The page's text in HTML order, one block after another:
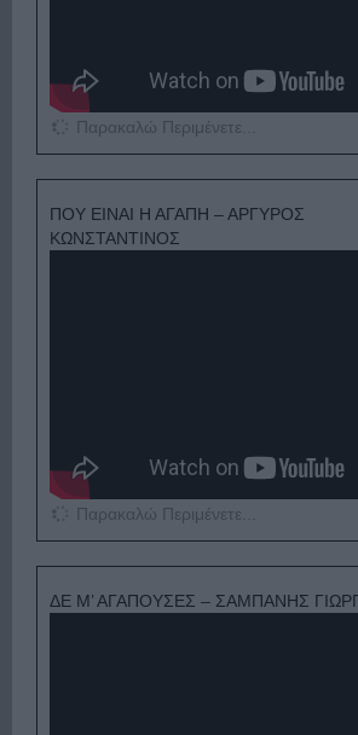
Παρακαλώ Περιμένετε...
ΠΟΥ ΕΙΝΑΙ Η ΑΓΑΠΗ – ΑΡΓΥΡΟΣ
ΚΩΝΣΤΑΝΤΙΝΟΣ
Παρακαλώ Περιμένετε...
ΔΕ Μ’ ΑΓΑΠΟΥΣΕΣ – ΣΑΜΠΑΝΗΣ